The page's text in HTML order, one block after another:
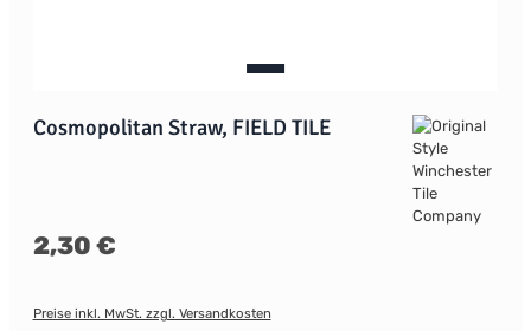
Cosmopolitan Straw, FIELD TILE
Regulärer Preis:
2,30 €
Preise inkl. MwSt. zzgl. Versandkosten